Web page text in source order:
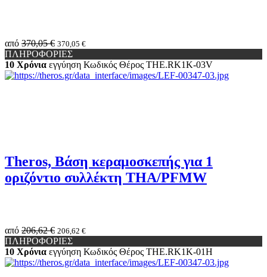
από 370,05 € 370,05 €
ΠΛΗΡΟΦΟΡΙΕΣ
10 Χρόνια εγγύηση Κωδικός Θέρος THE.RK1K-03V
Theros, Βάση κεραμοσκεπής για 1
οριζόντιο συλλέκτη THA/PFMW
από 206,62 € 206,62 €
ΠΛΗΡΟΦΟΡΙΕΣ
10 Χρόνια εγγύηση Κωδικός Θέρος THE.RK1K-01H